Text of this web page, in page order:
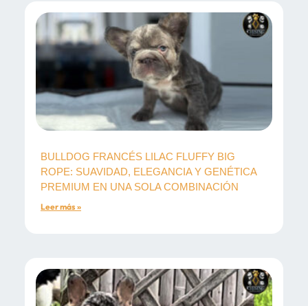
BULLDOG FRANCÉS LILAC FLUFFY BIG
ROPE: SUAVIDAD, ELEGANCIA Y GENÉTICA
PREMIUM EN UNA SOLA COMBINACIÓN
Leer más »